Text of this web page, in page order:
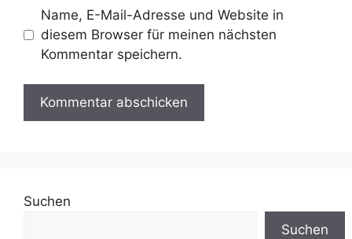
Name, E-Mail-Adresse und Website in
diesem Browser für meinen nächsten
Kommentar speichern.
Suchen
Suchen